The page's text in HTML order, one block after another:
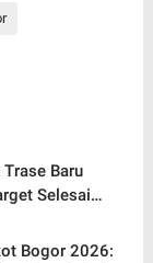
Baru
Selesai
Bogor 2026: